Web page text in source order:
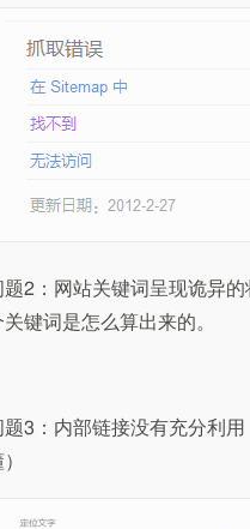
题2：网站关键词呈现诡异
关键词是怎么算出来的。
题3：内部链接没有充分利